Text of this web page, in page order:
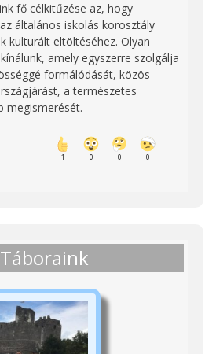
fő célkitűzése az, hogy
általános iskolás korosztály
kulturált eltöltéséhez. Olyan
amely egyszerre szolgálja
formálódását, közös
a természetes
megismerését.
1 0 0 0
Táboraink